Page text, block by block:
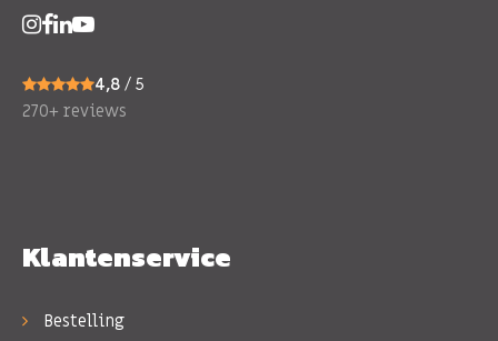
4,8 / 5
270+ reviews
Klantenservice
Bestelling